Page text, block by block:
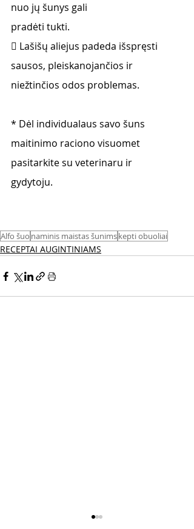
nuo jų šunys gali
pradėti tukti.
 Lašišų aliejus padeda išspręsti
sausos, pleiskanojančios ir
niežtinčios odos problemas.
* Dėl individualaus savo šuns
maitinimo raciono visuomet
pasitarkite su veterinaru ir
gydytoju.
Alfo šuo naminis maistas šunimskepti obuoliai
RECEPTAI AUGINTINIAMS